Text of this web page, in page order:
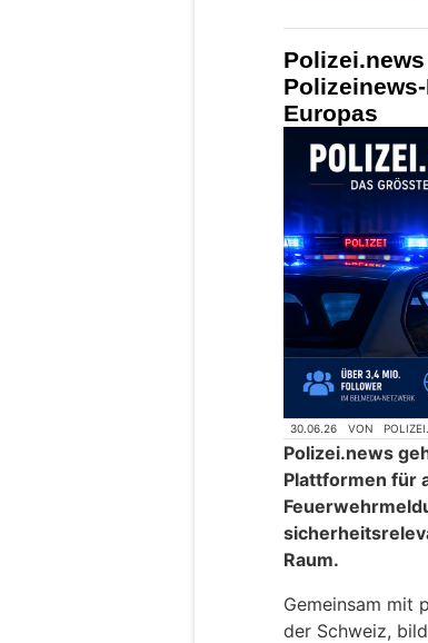
Europas
30.06.26 VON
Polizei.news
Plattformen für
Raum.
Gemeinsam mit
der Schweiz,